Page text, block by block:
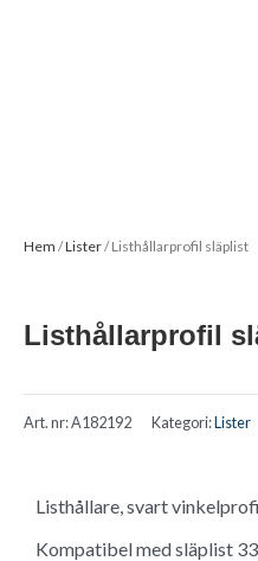
Hem /Lister/ Listhållarprofil släplist
Listhållarprofil
Art. nr:A182192 Kategori: Lister
Listhållare, svart
Kompatibel med släplist